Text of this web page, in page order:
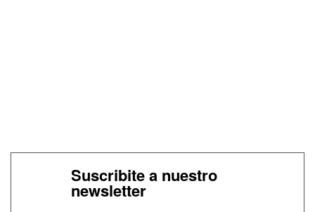
Suscribite a nuestro
newsletter